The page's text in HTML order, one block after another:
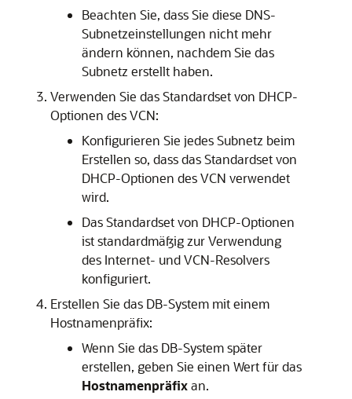
Beachten Sie, dass Sie diese DNS-
Subnetzeinstellungen nicht mehr
ändern können, nachdem Sie das
Subnetz erstellt haben.
Verwenden Sie das Standardset von DHCP-
Optionen des VCN:
Konfigurieren Sie jedes Subnetz beim
Erstellen so, dass das Standardset von
DHCP-Optionen des VCN verwendet
wird.
Das Standardset von DHCP-Optionen
ist standardmäßig zur Verwendung
des Internet- und VCN-Resolvers
konfiguriert.
Erstellen Sie das DB-System mit einem
Hostnamenpräfix:
Wenn Sie das DB-System später
erstellen, geben Sie einen Wert für das
Hostnamenpräfixan.